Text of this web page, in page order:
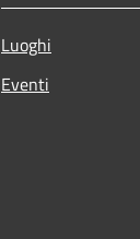
Luoghi
Eventi